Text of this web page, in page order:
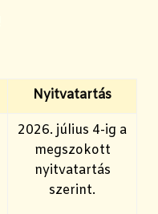
Nyitvatartás
2026. július 4-ig a
megszokott
nyitvatartás
szerint.